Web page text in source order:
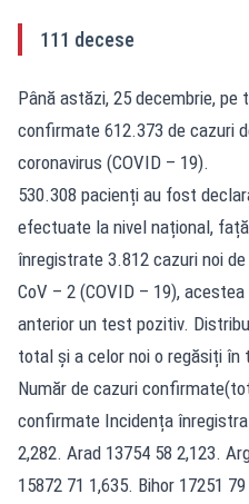
111 decese
Până astăzi, 25 decembrie, pe
confirmate 612.373 de cazuri
coronavirus (COVID – 19).
530.308 pacienți au fost
efectuate la nivel național,
înregistrate 3.812 cazuri noi
CoV – 2 (COVID – 19),
anterior un test pozitiv.
total și a celor noi o regăsiți
Număr de cazuri
confirmate Incidența
2,282. Arad 13754 58 2,123.
15872 71 1,635. Bihor 17251